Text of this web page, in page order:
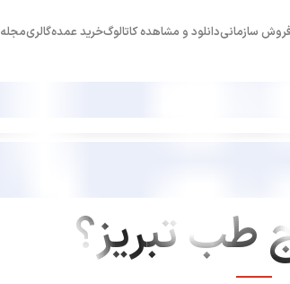
سازمانیدانلود و مشاهده کاتالوگخرید عمدهگالریمجله
طب تبریز؟